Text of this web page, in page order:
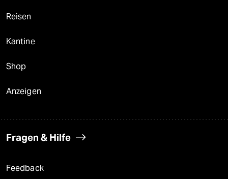
Reisen
Kantine
Shop
Anzeigen
Fragen & Hilfe
Feedback